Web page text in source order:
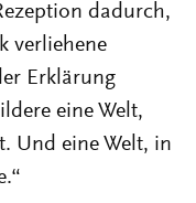
dadurch,
verliehene
Erklärung
eine Welt,
Und eine Welt, in